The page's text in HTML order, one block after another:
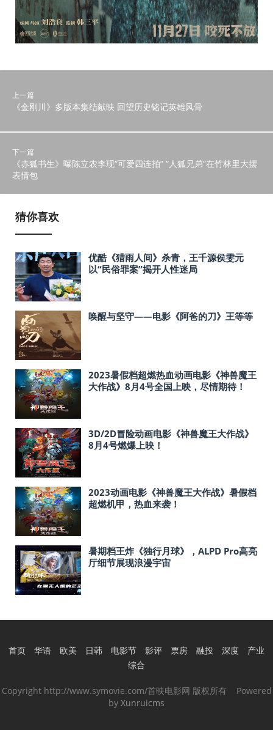
上一篇
《金刚川》多版本集结献映 回望历史铭记英雄风骨
下一篇
《赤狐书生》曝陈立农李现“可爱四连拍” “人狐兄弟”在竹林里大摆
表情包
猜你喜欢
优酷《猎雨人间》杀青，王千源侯雯元
以“民俗罪案”揭开人性迷局
唤醒与坚守——电影《阿爸的刀》王等等
2023暑假档超燃热血动画电影《神兽魔王
大作战》8月4号全国上映，尽情期待！
3D/2D冒险动画电影《神兽魔王大作战》
8月4号燃爆上映！
2023动画电影《神兽魔王大作战》暑假档
超燃机甲，热血来袭！
暑期档王炸《独行月球》，ALPD Pro高亮
厅细节展现浪漫宇宙
首页 华语 欧美 日韩 电影节 影评 票房 融投 深度
产业
综合
Copyright http://www.symovie.com/首映电影网 版权所有 Powered
by Xunruicms